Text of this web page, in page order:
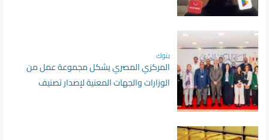
بنوك
المركزي المصري يشكل مجموعة عمل من
الوزارات والجهات المعنية لإصدار تصنيف